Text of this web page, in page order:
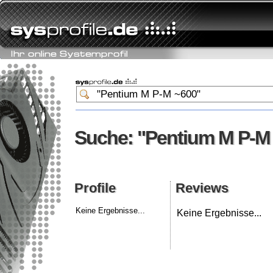
Suche: "Pentium M P-
Suche: "Pentium M P-
Profile
Profile
Keine Ergebnisse...
Reviews
Reviews
Keine Ergebnisse...